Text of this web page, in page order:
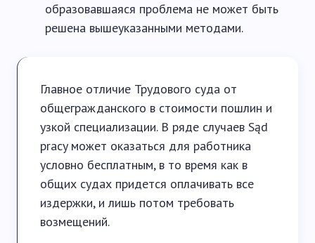
образовавшаяся проблема не может быть
решена вышеуказанными методами.
Главное отличие Трудового суда от
общегражданского в стоимости пошлин и
узкой специализации. В ряде случаев Sąd
pracy может оказаться для работника
условно бесплатным, в то время как в
общих судах придется оплачивать все
издержки, и лишь потом требовать
возмещений.